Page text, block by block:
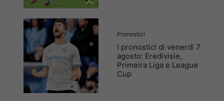
Pronostici
I pronostici di venerdì 7
agosto: Eredivisie,
Primeira Liga e League
Cup